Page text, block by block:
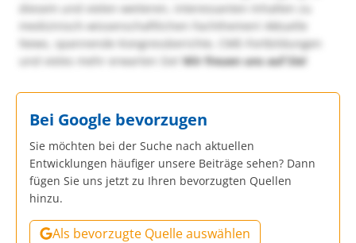
diesem und vielen weiteren, interessanten Inhalten zu
medizinisch-wissenschaftlichen Fachthemen! Aktuelle
News, spannende Kongressberichte, CME-Fortbildungen
und vieles mehr erwarten Sie!Wir freuen uns auf Sie!
Bei Google bevorzugen
Sie möchten bei der Suche nach aktuellen
Entwicklungen häufiger unsere Beiträge sehen? Dann
fügen Sie uns jetzt zu Ihren bevorzugten Quellen
hinzu.
Als bevorzugte Quelle auswählen